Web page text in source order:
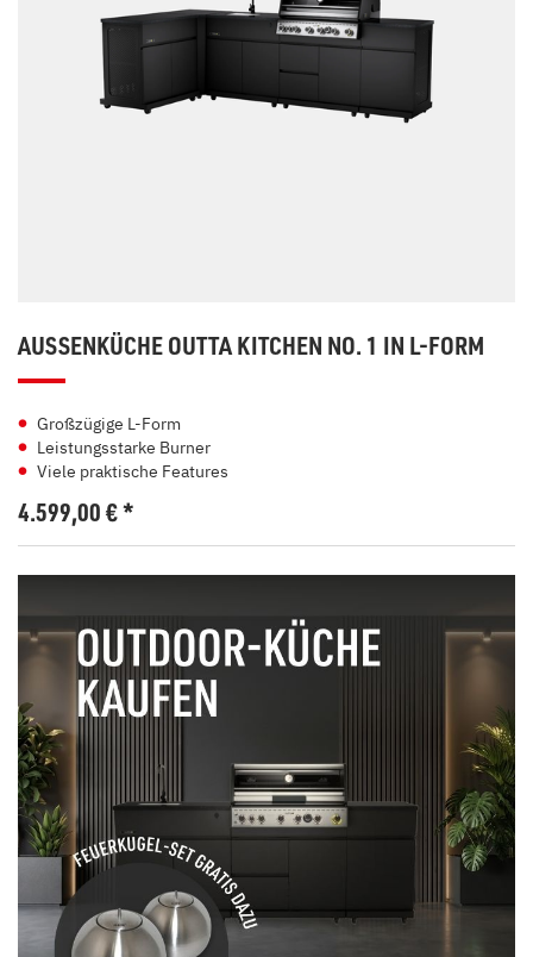
AUSSENKÜCHE OUTTA KITCHEN NO. 1 IN L-FORM
Großzügige L-Form
Leistungsstarke Burner
Viele praktische Features
4.599,00€*